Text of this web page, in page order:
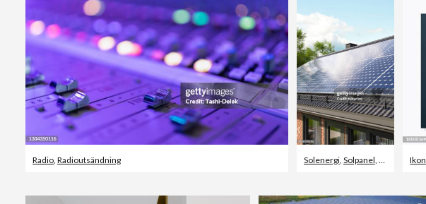
Radio, Radioutsändning Solenergi, Solpanel, Sol Ikon